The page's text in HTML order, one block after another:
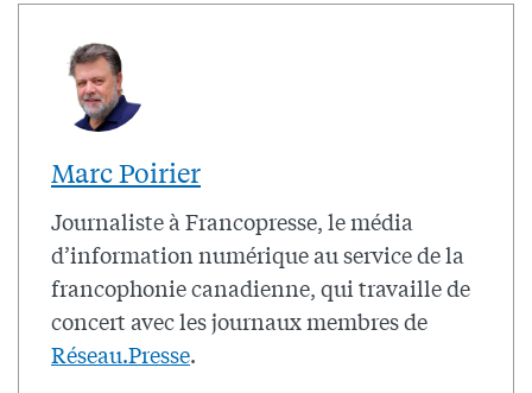
Marc Poirier
Journaliste à Francopresse, le média
d’information numérique au service de la
francophonie canadienne, qui travaille de
concert avec les journaux membres de
Réseau.Presse.